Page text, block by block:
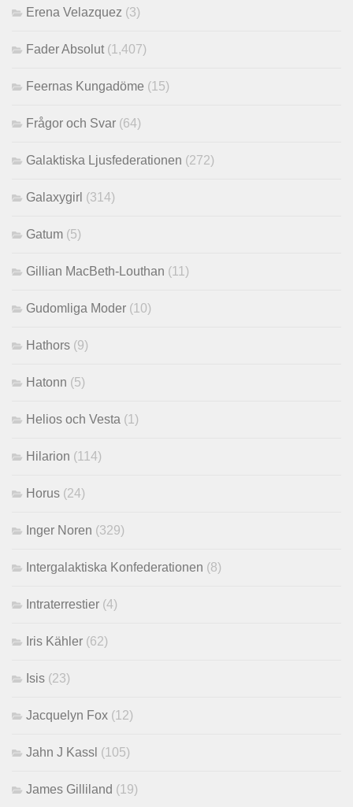
Erena Velazquez (3)
Fader Absolut (1,407)
Feernas Kungadöme (15)
Frågor och Svar (64)
Galaktiska Ljusfederationen (272)
Galaxygirl (314)
Gatum (5)
Gillian MacBeth-Louthan (11)
Gudomliga Moder (10)
Hathors (9)
Hatonn (5)
Helios och Vesta (1)
Hilarion (114)
Horus (24)
Inger Noren (329)
Intergalaktiska Konfederationen (8)
Intraterrestier (4)
Iris Kähler (62)
Isis (23)
Jacquelyn Fox (12)
Jahn J Kassl (105)
James Gilliland (19)